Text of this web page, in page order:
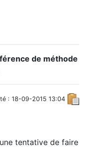
de méthode
: 18-09-2015 13:04
tentative de faire